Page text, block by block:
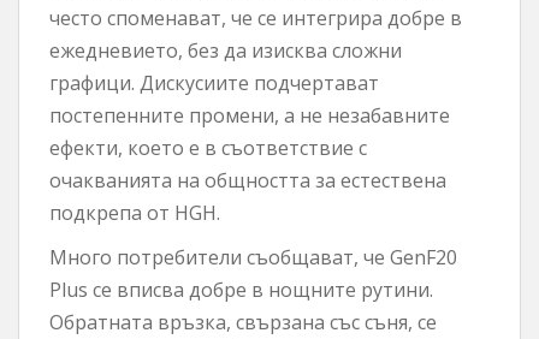
често споменават, че се интегрира добре в
ежедневието, без да изисква сложни
графици. Дискусиите подчертават
постепенните промени, а не незабавните
ефекти, което е в съответствие с
очакванията на общността за естествена
подкрепа от HGH.
Много потребители съобщават, че GenF20
Plus се вписва добре в нощните рутини.
Обратната връзка, свързана със съня, се